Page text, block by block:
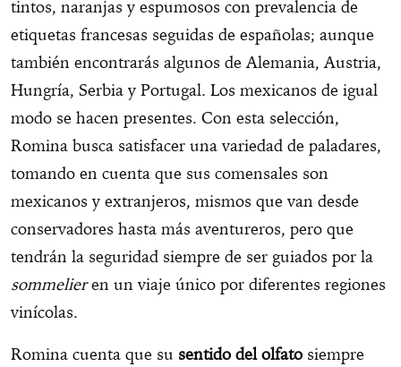
tintos, naranjas y espumosos con prevalencia de
etiquetas francesas seguidas de españolas; aunque
también encontrarás algunos de Alemania, Austria,
Hungría, Serbia y Portugal. Los mexicanos de igual
modo se hacen presentes. Con esta selección,
Romina busca satisfacer una variedad de paladares,
tomando en cuenta que sus comensales son
mexicanos y extranjeros, mismos que van desde
conservadores hasta más aventureros, pero que
tendrán la seguridad siempre de ser guiados por la
sommelieren un viaje único por diferentes regiones
vinícolas.
Romina cuenta que su sentido del olfato siempre